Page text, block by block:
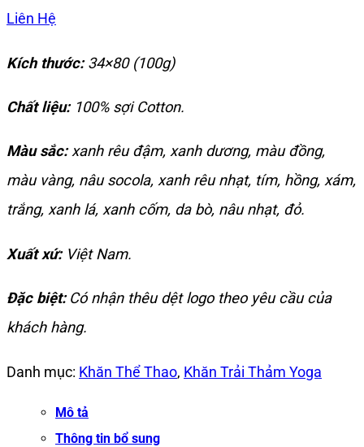
Liên Hệ
Kích thước:34×80 (100g)
Chất liệu: 100% sợi Cotton.
Màu sắc:xanh rêu đậm, xanh dương, màu đồng,
màu vàng, nâu socola, xanh rêu nhạt, tím, hồng, xám,
trắng, xanh lá, xanh cốm, da bò, nâu nhạt, đỏ.
Xuất xứ: Việt Nam.
Đặc biệt: Có nhận thêu dệt logo theo yêu cầu của
khách hàng.
Danh mục: Khăn Thể Thao, Khăn Trải Thảm Yoga
Mô tả
Thông tin bổ sung